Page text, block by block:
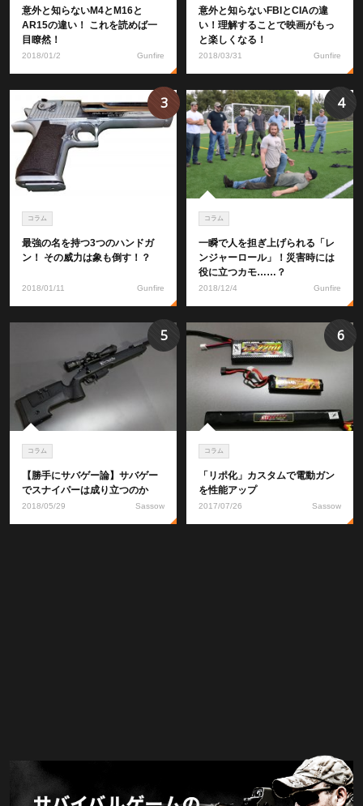
意外と知らないM4とM16と
AR15の違い！ これを読めば一
目瞭然！
2018/01/2 Gunfire
意外と知らないFBIとCIAの違
い！理解することで映画がもっ
と楽しくなる！
2018/03/31 Gunfire
コラム
最強の名を持つ3つのハンドガ
ン！ その威力は象も倒す！？
2018/01/11 Gunfire
3
コラム
一瞬で人を担ぎ上げられる「レ
ンジャーロール」！災害時には
役に立つカモ……？
2018/12/4 Gunfire
4
コラム
【勝手にサバゲー論】サバゲー
でスナイパーは成り立つのか
2018/05/29 Sassow
5
コラム
「リポ化」カスタムで電動ガン
を性能アップ
2017/07/26 Sassow
6